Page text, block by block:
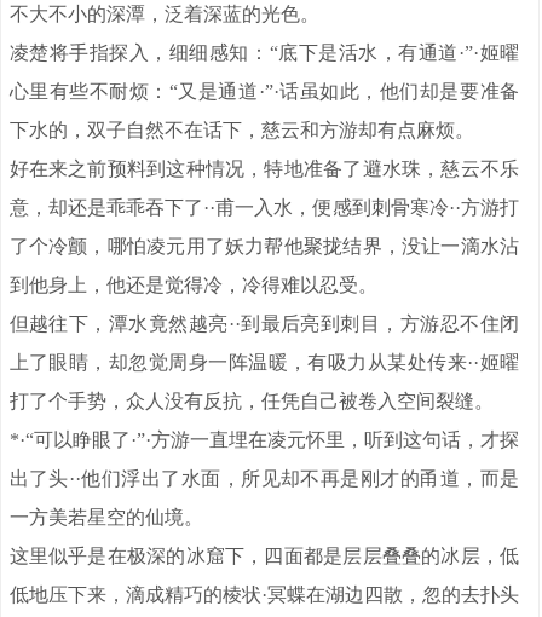
不大不小的深潭，泛着深蓝的光色。
凌楚将手指探入，细细感知：“底下是活水，有通道·”·姬曜
心里有些不耐烦：“又是通道·”·话虽如此，他们却是要准备
下水的，双子自然不在话下，慈云和方游却有点麻烦。
好在来之前预料到这种情况，特地准备了避水珠，慈云不乐
意，却还是乖乖吞下了··甫一入水，便感到刺骨寒冷··方游打
了个冷颤，哪怕凌元用了妖力帮他聚拢结界，没让一滴水沾
到他身上，他还是觉得冷，冷得难以忍受。
但越往下，潭水竟然越亮··到最后亮到刺目，方游忍不住闭
上了眼睛，却忽觉周身一阵温暖，有吸力从某处传来··姬曜
打了个手势，众人没有反抗，任凭自己被卷入空间裂缝。
*·“可以睁眼了·”·方游一直埋在凌元怀里，听到这句话，才探
出了头··他们浮出了水面，所见却不再是刚才的甬道，而是
一方美若星空的仙境。
这里似乎是在极深的冰窟下，四面都是层层叠叠的冰层，低
低地压下来，滴成精巧的棱状·冥蝶在湖边四散，忽的去扑头